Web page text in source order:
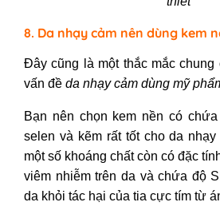
8. Da nhạy cảm nên dùng kem
Đây cũng là một thắc mắc
vấn đề da nhạy cảm dùng mỹ
Bạn nên chọn kem nền có
selen và kẽm rất tốt cho da
một số khoáng chất còn có đặc
viêm nhiễm trên da và chứa độ
da khỏi tác hại của tia cực tím từ